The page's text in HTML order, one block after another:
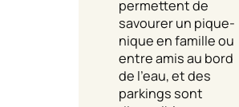
permettent de
savourer un pique-
nique en famille ou
entre amis au bord
de l’eau, et des
parkings sont